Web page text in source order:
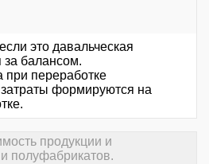
это давальческая
за балансом.
при переработке
формируются на
продукции и
полуфабрикатов.